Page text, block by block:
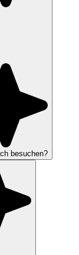
besuchen?